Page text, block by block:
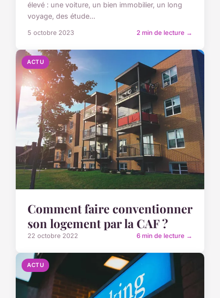
élevé : une voiture, un bien immobilier, un long
voyage, des étude...
5 octobre 2023 2 min de lecture →
ACTU
Comment faire conventionner
son logement par la CAF ?
22 octobre 2022 6 min de lecture →
ACTU